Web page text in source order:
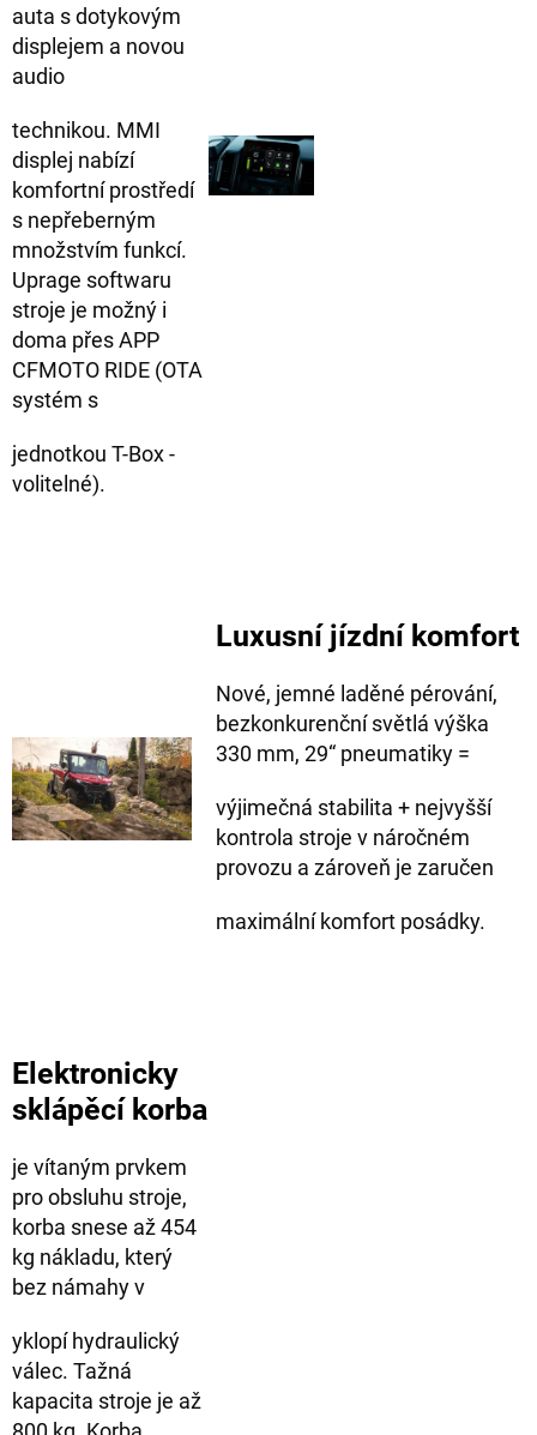
auta s dotykovým
displejem a novou
audio
technikou. MMI
displej nabízí
komfortní prostředí
s nepřeberným
množstvím funkcí.
Uprage softwaru
stroje je možný i
doma přes APP
CFMOTO RIDE (OTA
systém s
jednotkou T-Box -
volitelné).
Luxusní jízdní komfort
Nové, jemné laděné pérování,
bezkonkurenční světlá výška
330 mm, 29“ pneumatiky =
výjimečná stabilita + nejvyšší
kontrola stroje v náročném
provozu a zároveň je zaručen
maximální komfort posádky.
Elektronicky
sklápěcí korba
je vítaným prvkem
pro obsluhu stroje,
korba snese až 454
kg nákladu, který
bez námahy v
yklopí hydraulický
válec. Tažná
kapacita stroje je až